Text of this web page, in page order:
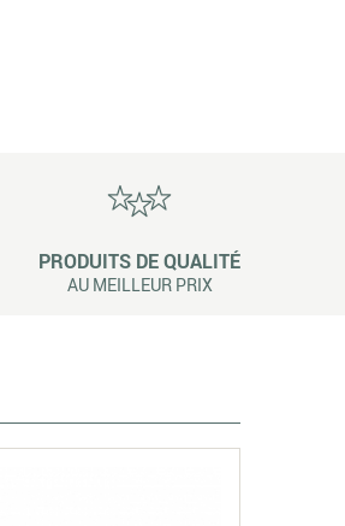
PRODUITS DE QUALITÉ
AU MEILLEUR PRIX